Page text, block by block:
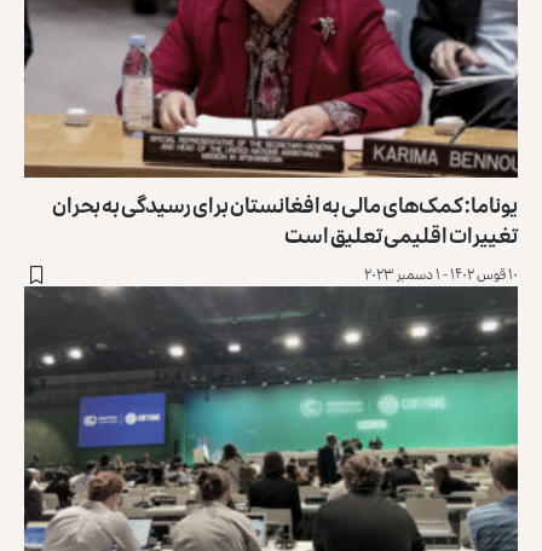
یوناما: کمک‌های مالی به افغانستان برای رسیدگی به بحران
تغییرات اقلیمی تعلیق است
۱۰ قوس ۱۴۰۲ - ۱ دسمبر ۲۰۲۳